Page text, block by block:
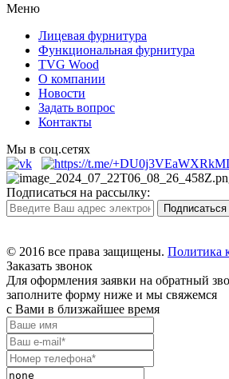
Меню
Лицевая фурнитура
Функциональная фурнитура
TVG Wood
О компании
Новости
Задать вопрос
Контакты
Мы в соц.сетях
Подписаться на рассылку:
© 2016 все права защищены. Политика
Заказать звонок
Для оформления заявки на обратный
заполните форму ниже и мы свяжемся
с Вами в близжайшее время